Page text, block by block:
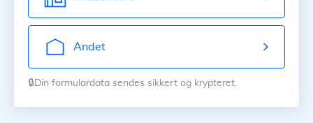
Andet
🔒Din formulardata sendes sikkert og krypteret.